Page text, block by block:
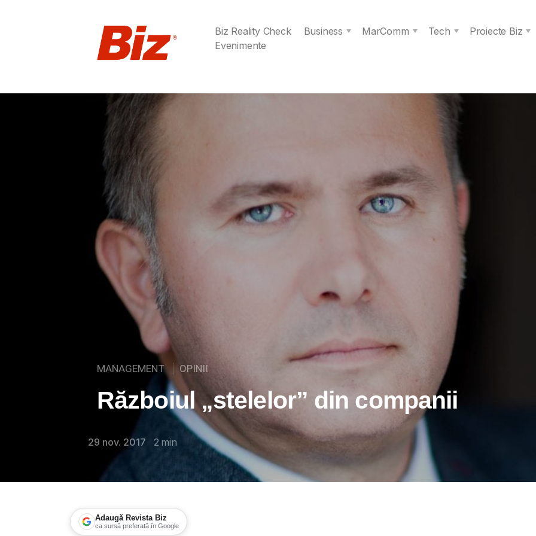
Biz Reality Check Business MarComm Tech
Proiecte Biz
Evenimente
MANAGEMENT OPINII
Războiul „stelelor” din companii
29 nov. 2017 2 min
Adaugă Revista Biz
ca sursă preferată în Google